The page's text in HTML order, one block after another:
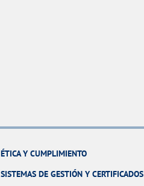
ÉTICA Y CUMPLIMIENTO
SISTEMAS DE GESTIÓN Y CERTIFICADOS